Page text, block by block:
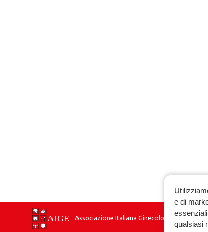
Associazione Italiana Ginecologia
e di
qualsiasi